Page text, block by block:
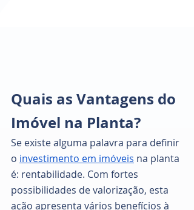
Quais as Vantagens do
Imóvel na Planta?
Se existe alguma palavra para definir
o investimento em imóveis na planta
é: rentabilidade. Com fortes
possibilidades de valorização, esta
ação apresenta vários benefícios à